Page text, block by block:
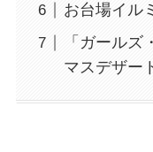
お台場イル
「ガール
マスデザー